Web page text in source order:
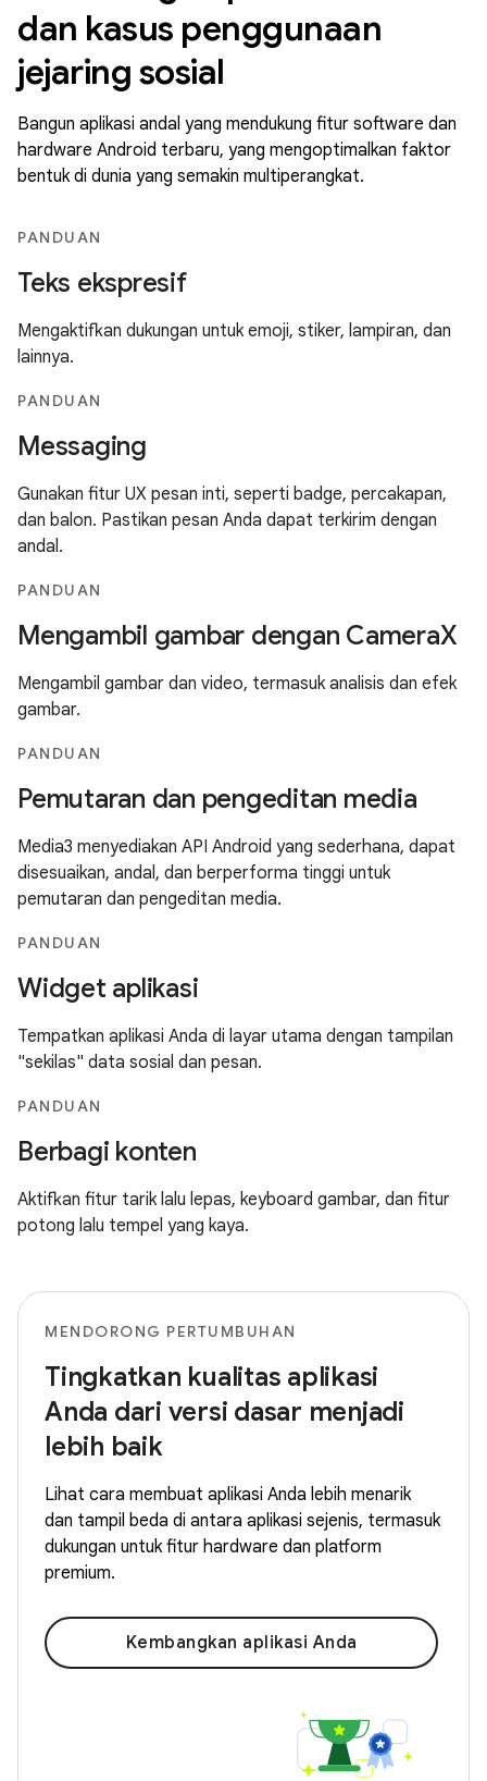
dan kasus penggunaan
jejaring sosial
Bangun aplikasi andal yang mendukung fitur software dan
hardware Android terbaru, yang mengoptimalkan faktor
bentuk di dunia yang semakin multiperangkat.
PANDUAN
Teks ekspresif
Mengaktifkan dukungan untuk emoji, stiker, lampiran, dan
lainnya.
PANDUAN
Messaging
Gunakan fitur UX pesan inti, seperti badge, percakapan,
dan balon. Pastikan pesan Anda dapat terkirim dengan
andal.
PANDUAN
Mengambil gambar dengan CameraX
Mengambil gambar dan video, termasuk analisis dan efek
gambar.
PANDUAN
Pemutaran dan pengeditan media
Media3 menyediakan API Android yang sederhana, dapat
disesuaikan, andal, dan berperforma tinggi untuk
pemutaran dan pengeditan media.
PANDUAN
Widget aplikasi
Tempatkan aplikasi Anda di layar utama dengan tampilan
"sekilas" data sosial dan pesan.
PANDUAN
Berbagi konten
Aktifkan fitur tarik lalu lepas, keyboard gambar, dan fitur
potong lalu tempel yang kaya.
MENDORONG PERTUMBUHAN
Tingkatkan kualitas aplikasi
Anda dari versi dasar menjadi
lebih baik
Lihat cara membuat aplikasi Anda lebih menarik
dan tampil beda di antara aplikasi sejenis, termasuk
dukungan untuk fitur hardware dan platform
premium.
Kembangkan aplikasi Anda